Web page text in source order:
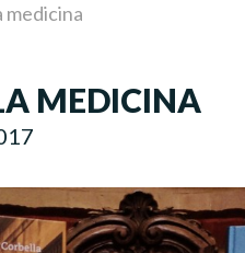
medicina
MEDICINA